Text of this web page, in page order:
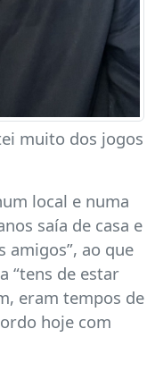
muito dos jogos
local e numa
saía de casa e
amigos”, ao que
“tens de estar
eram tempos de
hoje com